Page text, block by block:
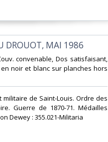
DROUOT, MAI 1986‎
convenable, Dos satisfaisant,
noir et blanc sur planches hors
de Saint-Louis. Ordre des
Guerre de 1870-71. Médailles
Dewey : 355.021-Militaria‎